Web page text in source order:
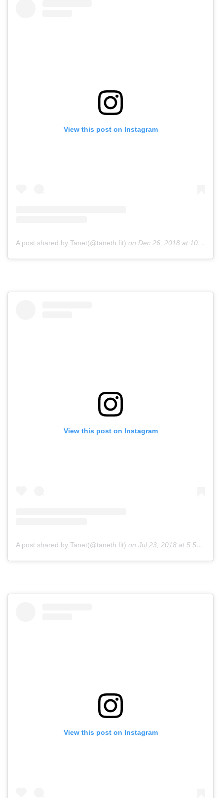
View this post on Instagram
A post shared by Tanet(@taneth.fit) on Dec 26, 2018 at 10:05pm PST
View this post on Instagram
A post shared by Tanet(@taneth.fit) on Jul 23, 2018 at 5:50pm PDT
View this post on Instagram